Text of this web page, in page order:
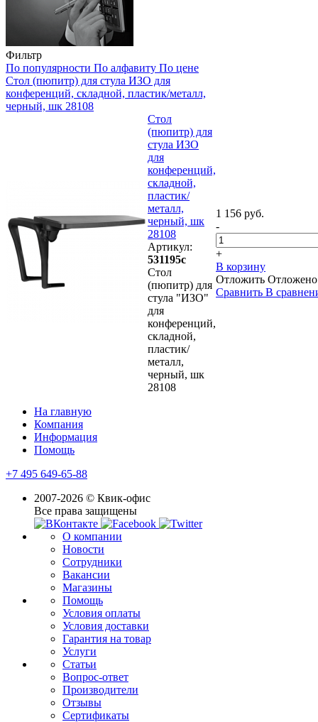
Фильтр
По популярности По алфавиту По цене
Стол (пюпитр) для стула ИЗО для
конференций, складной, пластик/металл,
черный, шк 28108
Стол
(пюпитр) для
стула ИЗО
для
конференций,
складной,
пластик/
металл,
черный, шк
28108
Артикул:
531195с
Стол
(пюпитр) для
стула "ИЗО"
для
конференций,
складной,
пластик/
металл,
черный, шк
28108
1 156 руб.
-
+
В корзину
Отложить Отложено
Сравнить В
На главную
Компания
Информация
Помощь
+7 495 649-65-88
2007-2026 © Квик-офис
Все права защищены
О компании
Новости
Сотрудники
Вакансии
Магазины
Помощь
Условия оплаты
Условия доставки
Гарантия на товар
Услуги
Статьи
Вопрос-ответ
Производители
Отзывы
Сертификаты